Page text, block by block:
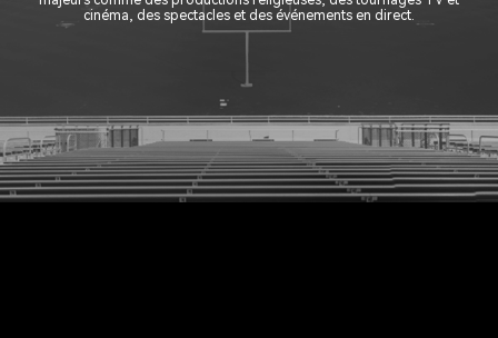
cinéma, des spectacles et des événements en direct.